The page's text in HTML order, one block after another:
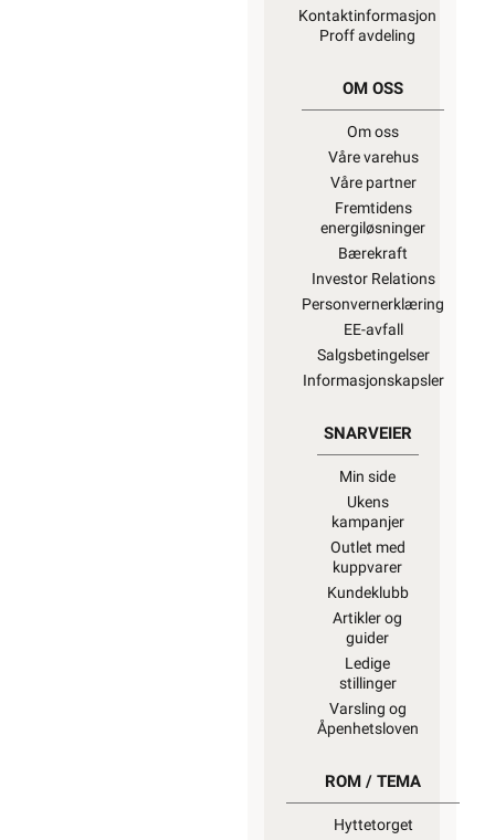
Kontaktinformasjon
Proff avdeling
OM OSS
Om oss
Våre varehus
Våre partner
Fremtidens
energiløsninger
Bærekraft
Investor Relations
Personvernerklæring
EE-avfall
Salgsbetingelser
Informasjonskapsler
SNARVEIER
Min side
Ukens
kampanjer
Outlet med
kuppvarer
Kundeklubb
Artikler og
guider
Ledige
stillinger
Varsling og
Åpenhetsloven
ROM / TEMA
Hyttetorget